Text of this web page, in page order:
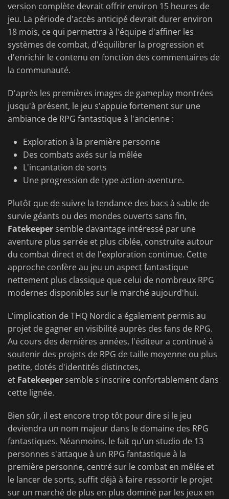
version complète devrait offrir environ 15 heures de
jeu. La période d'accès anticipé devrait durer environ
18 mois, ce qui permettra à l'équipe d'affiner les
systèmes de combat, d'équilibrer la progression et
d'enrichir le contenu en fonction des commentaires de
la communauté.
D'après les premières images de gameplay montrées
jusqu'à présent, le jeu s'appuie fortement sur une
ambiance de RPG fantastique à l'ancienne :
Exploration à la première personne
Des combats axés sur la mêlée
L'incantation de sorts
Une progression de type action-aventure.
Plutôt que de suivre la tendance des bacs à sable de
survie géants ou des mondes ouverts sans fin,
Fatekeeper semble davantage intéressé par une
aventure plus serrée et plus ciblée, construite autour
du combat direct et de l'exploration continue. Cette
approche confère au jeu un aspect fantastique
nettement plus classique que celui de nombreux RPG
modernes disponibles sur le marché aujourd'hui.
L'implication de THQ Nordic a également permis au
projet de gagner en visibilité auprès des fans de RPG.
Au cours des dernières années, l'éditeur a continué à
soutenir des projets de RPG de taille moyenne ou plus
petite, dotés d'identités distinctes,
et Fatekeeper semble s'inscrire confortablement dans
cette lignée.
Bien sûr, il est encore trop tôt pour dire si le jeu
deviendra un nom majeur dans le domaine des RPG
fantastiques. Néanmoins, le fait qu'un studio de 13
personnes s'attaque à un RPG fantastique à la
première personne, centré sur le combat en mêlée et
le lancer de sorts, suffit déjà à faire ressortir le projet
sur un marché de plus en plus dominé par les jeux en